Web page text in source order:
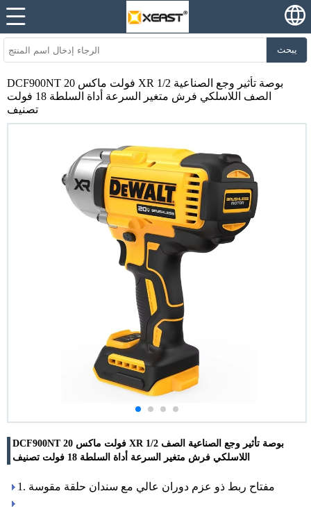
يبحث
DCF900NT 20 فولت ماكس XR 1/2 بوصة تأثير وجع الصناعية
الصف اللاسلكي فرش متغير السرعة أداة السلطة 18 فولت
تصنيف
DCF900NT 20 فولت ماكس XR 1/2 بوصة تأثير وجع الصناعية الصف
اللاسلكي فرش متغير السرعة أداة السلطة 18 فولت تصنيف
1. مفتاح ربط ذو عزم دوران عالي مع سندان حلقة مقوسة